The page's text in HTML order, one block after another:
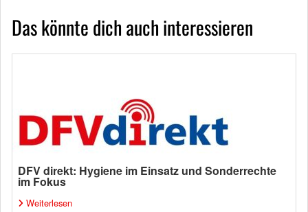
Das könnte dich auch interessieren
DFV direkt: Hygiene im Einsatz und Sonderrechte
im Fokus
Weiterlesen